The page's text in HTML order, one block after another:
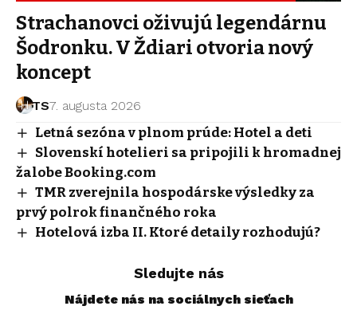
Strachanovci oživujú legendárnu
Šodronku. V Ždiari otvoria nový
koncept
TS7. augusta 2026
Letná sezóna v plnom prúde: Hotel a deti
Slovenskí hotelieri sa pripojili k hromadnej
žalobe Booking.com
TMR zverejnila hospodárske výsledky za
prvý polrok finančného roka
Hotelová izba II. Ktoré detaily rozhodujú?
Sledujte nás
Nájdete nás na sociálnych sieťach